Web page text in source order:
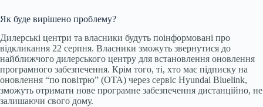
Як буде вирішено проблему?
Дилерські центри та власники будуть поінформовані про
відкликання 22 серпня. Власники зможуть звернутися до
найближчого дилерського центру для встановлення оновлення
програмного забезпечення. Крім того, ті, хто має підписку на
оновлення “по повітрю” (OTA) через сервіс Hyundai Bluelink,
зможуть отримати нове програмне забезпечення дистанційно, не
залишаючи свого дому.